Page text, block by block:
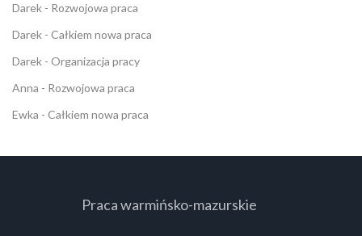
Darek - Rozwojowa praca
Darek - Całkiem nowa praca
Darek - Organizacja pracy
Anna - Rozwojowa praca
Ewka - Całkiem nowa praca
Praca warmińsko-mazurskie